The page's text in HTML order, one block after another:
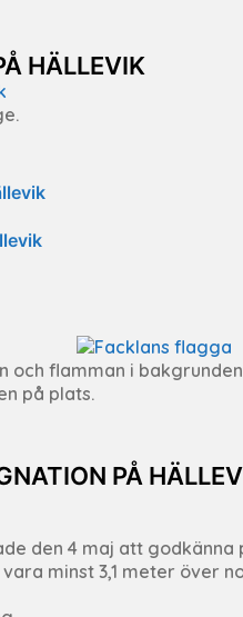
HÄLLEVIK
och flamman i
på plats.
PÅ
den 4 maj att
minst 3,1 meter över